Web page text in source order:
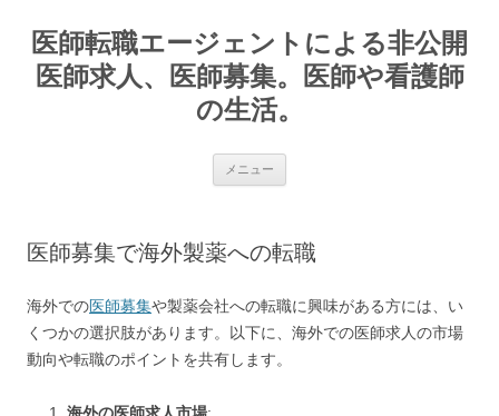
テ
ン
ツ
へ
医師転職エージェントによる非公開
医師求人、医師募集。医師や看護師
の生活。
メニュー
医師募集で海外製薬への転職
海外での医師募集や製薬会社への転職に興味がある方には、い
くつかの選択肢があります。以下に、海外での医師求人の市場
動向や転職のポイントを共有します。